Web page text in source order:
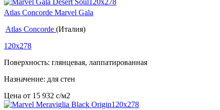
Atlas Concorde Marvel Gala
Atlas Concorde (Италия)
120x278
Поверхность: глянцевая, лаппатированная
Назначение: для стен
Цена от 15 932 c/м2